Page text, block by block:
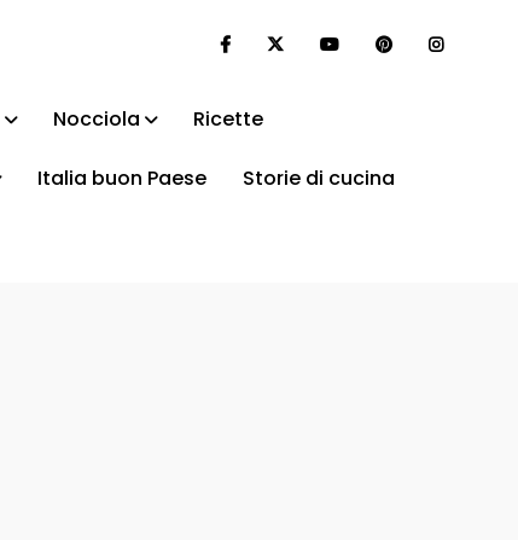
Nocciola Ricette
Italia buon Paese Storie di cucina